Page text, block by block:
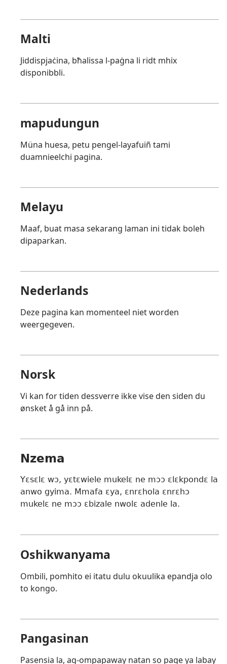
Malti
Jiddispjaċina, bħalissa l-paġna li ridt mhix
disponibbli.
mapudungun
Müna huesa, petu pengel-layafuiñ tami
duamnieelchi pagina.
Melayu
Maaf, buat masa sekarang laman ini tidak boleh
dipaparkan.
Nederlands
Deze pagina kan momenteel niet worden
weergegeven.
Norsk
Vi kan for tiden dessverre ikke vise den siden du
ønsket å gå inn på.
Nzema
Yɛsɛlɛ wɔ, yɛtɛwiele mukelɛ ne mɔɔ ɛlɛkpondɛ la
anwo gyima. Mmafa ɛya, ɛnrɛhola ɛnrɛhɔ
mukelɛ ne mɔɔ ɛbizale nwolɛ adenle la.
Oshikwanyama
Ombili, pomhito ei itatu dulu okuulika epandja olo
to kongo.
Pangasinan
Pasensia la, ag-ompapaway natan so page ya labay